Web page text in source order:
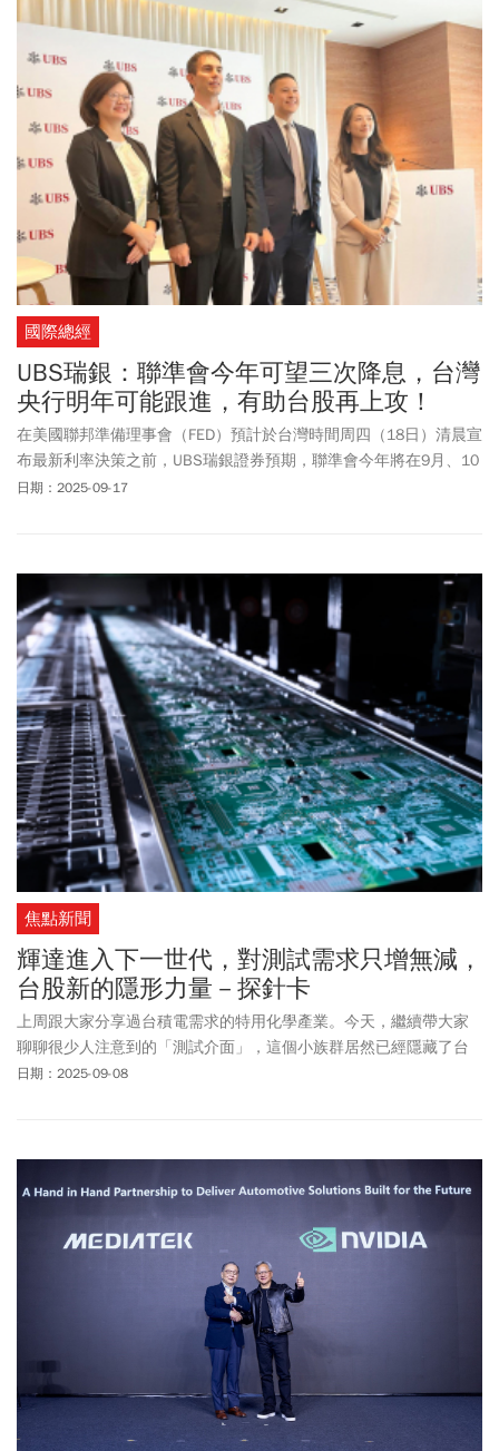
深財經專家阮慕驊的看法，來解析究竟這個局對誰最有利！
國際總經
UBS瑞銀：聯準會今年可望三次降息，台灣
央行明年可能跟進，有助台股再上攻！
在美國聯邦準備理事會（FED）預計於台灣時間周四（18日）清晨宣
布最新利率決策之前，UBS瑞銀證券預期，聯準會今年將在9月、10
月及12月各降息一次，而我國央行鑑於AI相關產業以外的出口不
4月關稅大震盪至今，外資不僅持續加碼台股，對台股關注度也更勝
以往。只是，AI題材受惠有輝達AI資料中心的持續升級及出貨放量，
光是下半年出貨就將高於上半年，2026年也將遠高於2025年，加上
護國神山續攻先進製程及先進封裝，未來3~5年將持續帶動相關供應
鏈業績，這些都是2026年台股有機會繼續創高的重要動力。
日期：2025-09-17
焦點新聞
輝達進入下一世代，對測試需求只增無減，
台股新的隱形力量－探針卡
上周跟大家分享過台積電需求的特用化學產業。今天，繼續帶大家
聊聊很少人注意到的「測試介面」，這個小族群居然已經隱藏了台
股三千金在裡面！
日期：2025-09-08